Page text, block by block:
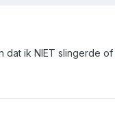
ik NIET slingerde